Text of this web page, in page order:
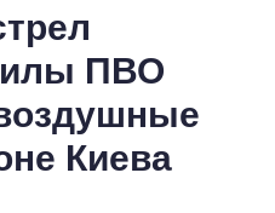
ЭКОНОМИКА
ОБЩЕСТВО
МИР
ПВО
Киева